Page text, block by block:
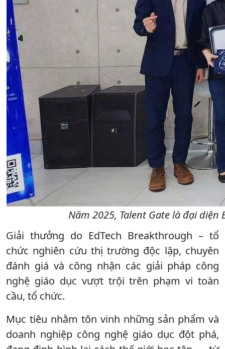
Năm 2025, Talent Gate là đại
Giải thưởng do EdTech Breakthrough – tổ
chức nghiên cứu thị trường độc lập, chuyên
đánh giá và công nhận các giải pháp công
nghệ giáo dục vượt trội trên phạm vi toàn
cầu, tổ chức.
Mục tiêu nhằm tôn vinh những sản phẩm và
doanh nghiệp công nghệ giáo dục đột phá,